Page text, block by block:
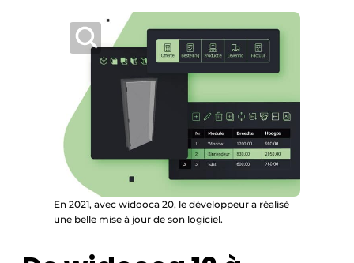
En 2021, avec widooca 20, le développeur a réalisé
une belle mise à jour de son logiciel.